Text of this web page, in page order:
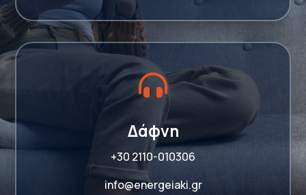

Δάφνη
+30 2110-010306
info@energeiaki.gr